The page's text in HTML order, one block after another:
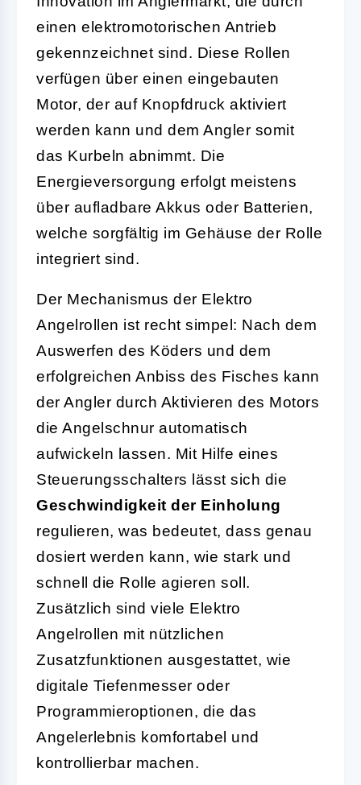
einen elektromotorischen Antrieb
gekennzeichnet sind. Diese Rollen
verfügen über einen eingebauten
Motor, der auf Knopfdruck aktiviert
werden kann und dem Angler somit
das Kurbeln abnimmt. Die
Energieversorgung erfolgt meistens
über aufladbare Akkus oder Batterien,
welche sorgfältig im Gehäuse der Rolle
integriert sind.
Der Mechanismus der Elektro
Angelrollen ist recht simpel: Nach dem
Auswerfen des Köders und dem
erfolgreichen Anbiss des Fisches kann
der Angler durch Aktivieren des Motors
die Angelschnur automatisch
aufwickeln lassen. Mit Hilfe eines
Steuerungsschalters lässt sich die
Geschwindigkeit der Einholung
regulieren, was bedeutet, dass genau
dosiert werden kann, wie stark und
schnell die Rolle agieren soll.
Zusätzlich sind viele Elektro
Angelrollen mit nützlichen
Zusatzfunktionen ausgestattet, wie
digitale Tiefenmesser oder
Programmieroptionen, die das
Angelerlebnis komfortabel und
kontrollierbar machen.